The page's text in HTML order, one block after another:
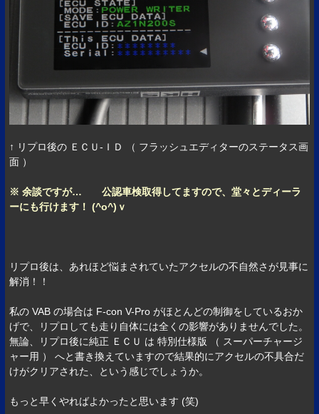
↑ リプロ後の ＥＣＵ-ＩＤ （ フラッシュエディターのステータス画
面 ）
※ 余談ですが… 公認車検取得してますので、堂々とディーラ
ーにも行けます！ (^o^)ｖ
リプロ後は、あれほど悩まされていたアクセルの不自然さが見事に
解消！！
私の VAB の場合は F-con V-Pro がほとんどの制御をしているおか
げで、リプロしても走り自体には全くの影響がありませんでした。
無論、リプロ後に純正 ＥＣＵ は 特別仕様版 （ スーパーチャージ
ャー用 ） へと書き換えていますので結果的にアクセルの不具合だ
けがクリアされた、という感じでしょうか。
もっと早くやればよかったと思います (笑)